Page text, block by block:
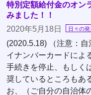
特別定額給付金のオン
みました！！
2020年5月18日
日々の発
(2020.5.18) （注意：
イナンバーカードによ
手続きを停止、もしく
奨しているところもあ
お、（ご自分の自治体